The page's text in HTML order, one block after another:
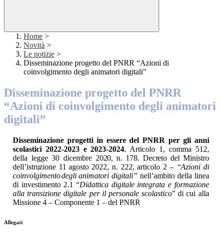
Home >
Novità >
Le notizie >
Disseminazione progetto del PNRR “Azioni di
coinvolgimento degli animatori digitali”
Disseminazione progetto del PNRR
“Azioni di coinvolgimento degli animatori
digitali”
Disseminazione progetti in essere del PNRR per gli anni
scolastici 2022-2023 e 2023-2024. Articolo 1, comma 512,
della legge 30 dicembre 2020, n. 178. Decreto del Ministro
dell’istruzione 11 agosto 2022, n. 222, articolo 2 – “Azioni di
coinvolgimentodegli animatori digitali” nell’ambito della linea
di investimento 2.1 “Didattica digitale integrata e formazione
alla transizione digitale per il personale scolastico” di cui alla
Missione 4 – Componente 1 – del PNRR
Allegati